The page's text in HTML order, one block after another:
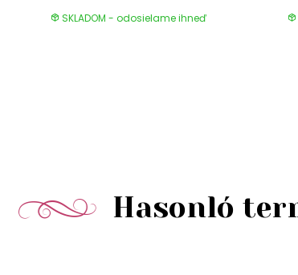
SKLADOM - odosielame ihneď
Hasonló